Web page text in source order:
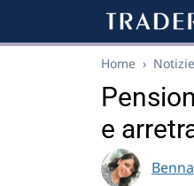
Home › Notizie
e